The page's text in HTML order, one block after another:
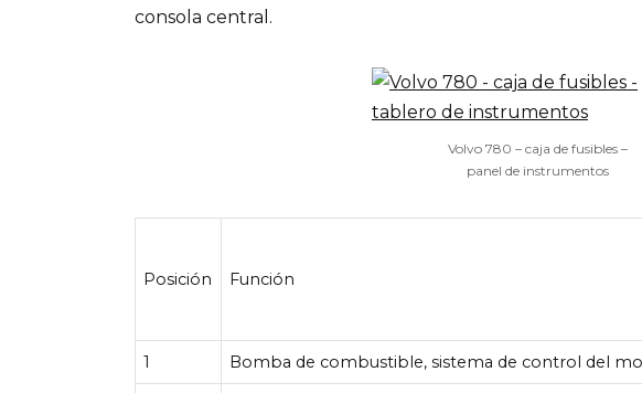
consola central.
Volvo 780 – caja de fusibles –
panel de instrumentos
Posición Función
1 Bomba de combustible, sistema de control del